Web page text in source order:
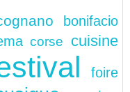
bonifacio
corse cuisine
foire